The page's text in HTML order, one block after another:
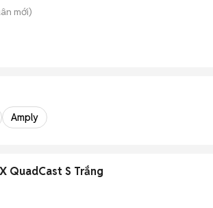
mới)
Amply
QuadCast S Trắng